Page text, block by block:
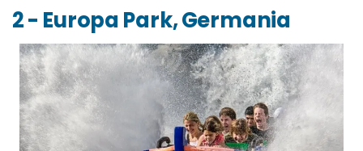
2 - Europa Park, Germania